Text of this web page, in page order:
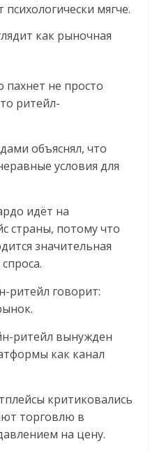
мягче.
как рыночная
пахнет не просто
ритейл-
объяснял, что
условия для
идёт на
страны, потому что
значительная
ритейл говорит:
ритейл вынужден
как канал
критиковались
торговлю в
на цену.